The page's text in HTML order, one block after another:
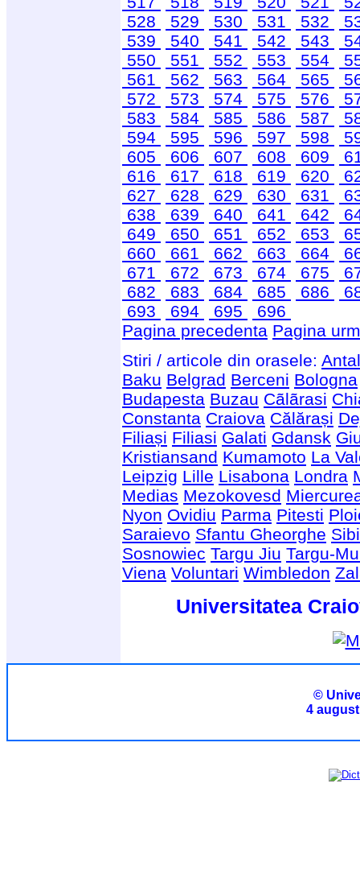
528
529 530 531 532
539
540 541 542 543
550
551 552 553 554
561
562 563 564 565
572
573 574 575 576
583
584 585 586 587
594
595 596 597 598
605
606 607 608 609
616
617 618 619 620
627
628 629 630 631
638
639 640 641 642
649
650 651 652 653
660
661 662 663 664
671
672 673 674 675
682
683 684 685 686
693
694 695
696
Pagina precedenta Pagina
Stiri / articole din orasele:
Baku Belgrad Berceni Bologna
Budapesta Buzau Cãlãrasi
Constanta Craiova Călărași
Filiași Filiasi Galati Gdansk
Kristiansand Kumamoto La
Leipzig Lille Lisabona Londra
Medias Mezokovesd
Nyon Ovidiu Parma Pitesti
Saraievo Sfantu Gheorghe
Sosnowiec Targu Jiu Targu-
Viena Voluntari Wimbledon
Universitatea
©
4